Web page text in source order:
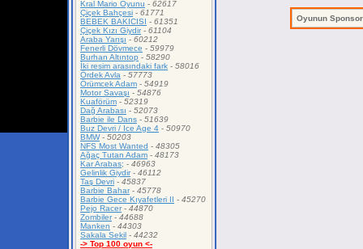
Kral Mario Oyunu - 62617
Çiçek Bahçesi - 61771
BEBEK BAKICISI - 61351
Çiçek Kızı Giydir- 61104
Araba Yarışı - 60212
Fenerli Dövmece - 59979
Burhan Altıntop - 58290
İki resim arasındaki fark - 58016
Ördek Avla - 57773
Örümcek Adam - 54919
Motor Savaşı - 54876
Kuaförüm - 52319
Dağ Arabası - 52073
Barbie ile Dans - 51639
Buz Devri / Ice Age 4 - 50970
BMW- 50203
NFS Most Wanted - 48305
Ağaç Tutan Adam - 48173
Kar Arabas; - 46963
Gelinlik Giydir- 46112
Taş Devri - 45837
Barbie Bahar- 45778
Barbie Gece Kıyafetleri II - 45270
Pejo Racer- 44870
Zombiler- 44688
Manken - 44303
Sakala Sekil - 44232
-> Top 100 oyun <-
Oyunun